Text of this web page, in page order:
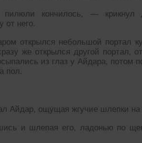
пилюли кончилось, —
от него.
открылся небольшой портал
же открылся другой портал,
из глаз у Айдара, потом
пол.
Айдар, ощущая жгучие шлепки на
и шлепая его, ладонью по